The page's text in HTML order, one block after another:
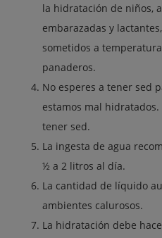
la hidratación de niños,
embarazadas y
sometidos a
panaderos.
No esperes a tener sed
estamos mal
tener sed.
La ingesta de agua
½ a 2 litros al día.
La cantidad de líquido
ambientes calurosos.
La hidratación debe